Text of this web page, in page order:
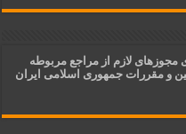
لازم از مراجع مربوطه
و مقررات جمهوری اسلامی ایران